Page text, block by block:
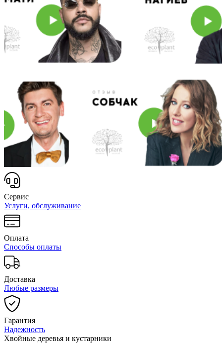
Сервис
Услуги, обслуживание
Оплата
Способы оплаты
Доставка
Любые размеры
Гарантия
Надежность
Хвойные деревья и кустарники